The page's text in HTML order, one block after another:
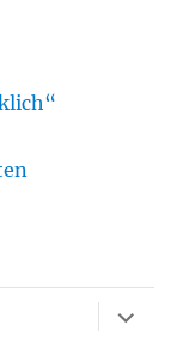
öffnen